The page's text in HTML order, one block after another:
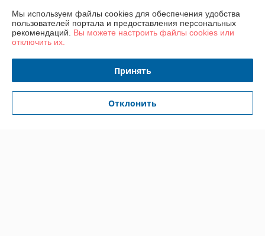
Доставка и оплата
График работы
Политика обработки cookies
Мы используем файлы cookies для обеспечения удобства
пользователей портала и предоставления персональных
рекомендаций. Вы можете настроить файлы cookies или
отключить их.
Принять
Отклонить